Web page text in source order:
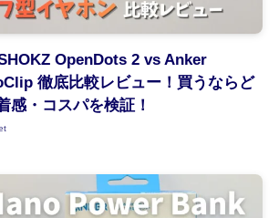
SHOKZ OpenDots 2 vs Anker
徹底比較レビュー！買うならど
感・コスパを検証！